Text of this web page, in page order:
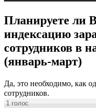
Планируете ли
индексацию
сотрудников в
(январь-март)
Да, это необходимо, как
сотрудников.
1 голос